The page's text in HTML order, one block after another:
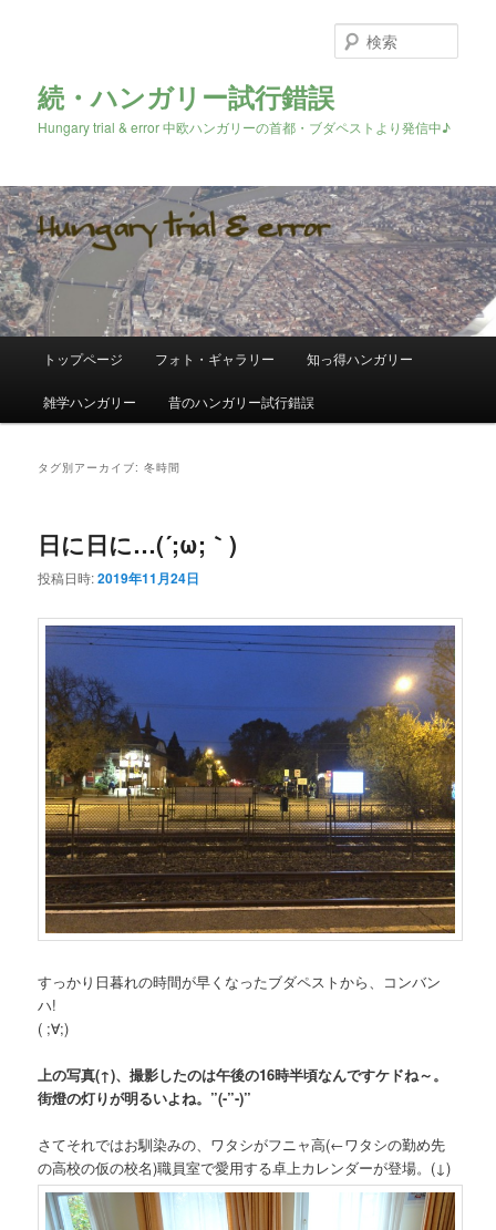
続・ハンガリー試行錯誤
Hungary trial & error 中欧ハンガリーの首都・ブダペストより発信中♪
索
メ
メ
イ
ン
ン
ツ
へ
移
動
サ
ブ
テ
ツ
へ
移
動
トップページ フォト・ギャラリー 知っ得ハンガリー
雑学ハンガリー 昔のハンガリー試行錯誤
タグ別アーカイブ:冬時間
日に日に…(´;ω;｀)
投稿日時:2019年11月24日
すっかり日暮れの時間が早くなったブダペストから、コンバン
ハ!
( ;∀;)
上の写真(↑)、撮影したのは午後の16時半頃なんですケドね～。
街燈の灯りが明るいよね。”(-”-)”
さてそれではお馴染みの、ワタシがフニャ高(←ワタシの勤め先
の高校の仮の校名)職員室で愛用する卓上カレンダーが登場。(↓)